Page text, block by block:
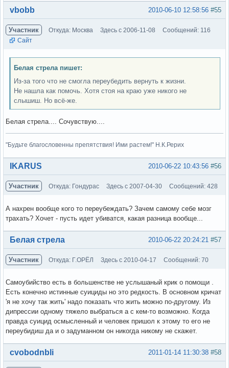
Вне форума #55
2010-06-10 12:58:56
vbobb
Участник Откуда: Москва Здесь с 2006-11-08
Сообщений: 116
Сайт
Белая стрела пишет:
Из-за того что не смогла переубедить вернуть к жизни.
Не нашла как помочь. Хотя стоя на краю уже никого не
слышиш. Но всё-же.
Белая стрела.... Сочувствую....
"Будьте благословенны препятствия! Ими растем!" Н.К.Рерих
Вне форума #56
2010-06-22 10:43:56
IKARUS
Участник Откуда: Гондурас Здесь с 2007-04-30 Сообщений: 428
А нахрен вообще кого то переубеждать? Зачем самому себе мозг
трахать? Хочет - пусть идет убиватся, какая разница вообще...
Вне форума #57
2010-06-22 20:24:21
Белая стрела
Участник Откуда: Г.ОРЁЛ Здесь с 2010-04-17 Сообщений: 70
Самоубийство есть в большенстве не услышаный крик о помощи .
Есть конечно истинные суициды но это редкость. В основном кричат
'я не хочу так жить' надо показать что жить можно по-другому. Из
дипрессии одному тяжело выбраться а с кем-то возможно. Когда
правда суицид осмысленный и человек пришол к этому то его не
переубидиш да и о задуманном он никогда никому не скажет.
Вне форума #58
2011-01-14 11:30:38
cvobodnbli